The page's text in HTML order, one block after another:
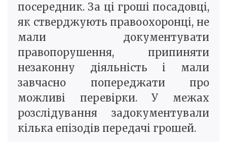
посередник. За ці гроші посадовці,
як стверджують правоохоронці, не
мали документувати
правопорушення, припиняти
незаконну діяльність і мали
завчасно попереджати про
можливі перевірки. У межах
розслідування задокументували
кілька епізодів передачі грошей.